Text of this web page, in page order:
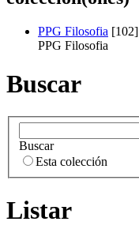
PPG Filosofia [102]
PPG Filosofia
Buscar
Buscar
Esta colección
Listar